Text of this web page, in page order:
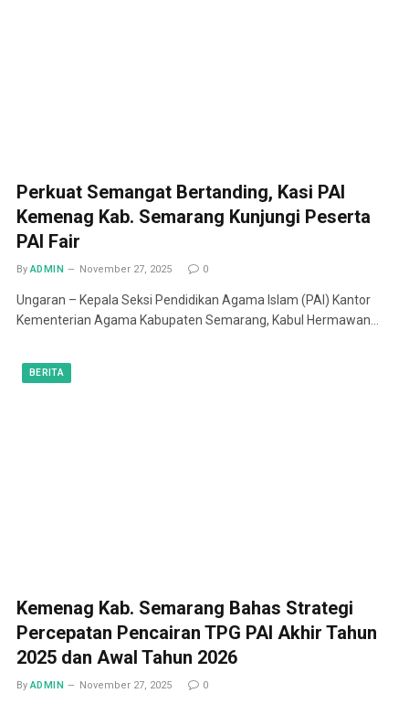
Perkuat Semangat Bertanding, Kasi PAI
Kemenag Kab. Semarang Kunjungi Peserta
PAI Fair
By ADMIN November 27, 2025 0
Ungaran – Kepala Seksi Pendidikan Agama Islam (PAI) Kantor
Kementerian Agama Kabupaten Semarang, Kabul Hermawan…
BERITA
Kemenag Kab. Semarang Bahas Strategi
Percepatan Pencairan TPG PAI Akhir Tahun
2025 dan Awal Tahun 2026
By ADMIN November 27, 2025 0